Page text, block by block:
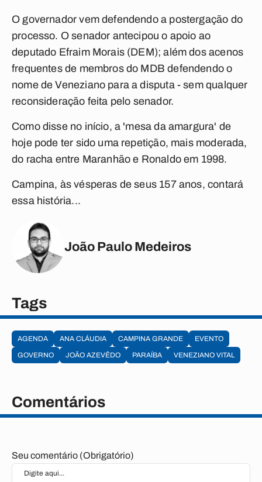
O governador vem defendendo a postergação do
processo. O senador antecipou o apoio ao
deputado Efraim Morais (DEM); além dos acenos
frequentes de membros do MDB defendendo o
nome de Veneziano para a disputa - sem qualquer
reconsideração feita pelo senador.
Como disse no início, a 'mesa da amargura' de
hoje pode ter sido uma repetição, mais moderada,
do racha entre Maranhão e Ronaldo em 1998.
Campina, às vésperas de seus 157 anos, contará
essa história...
João Paulo Medeiros
Tags
AGENDA ANA CLÁUDIA CAMPINA GRANDE
EVENTO
GOVERNO
JOÃO AZEVÊDO PARAÍBA VENEZIANO VITAL
Comentários
Seu comentário (Obrigatório)